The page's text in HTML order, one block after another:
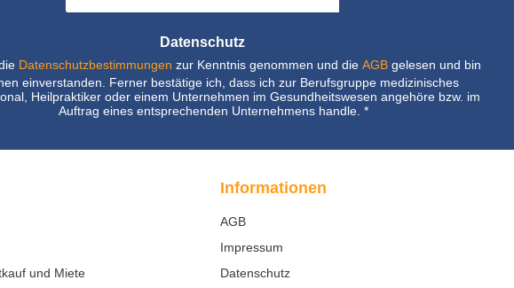
Datenschutz
Datenschutzbestimmungen zur Kenntnis genommen und die AGBgelesen und bin
einverstanden. Ferner bestätige ich, dass ich zur Berufsgruppe medizinisches
Heilpraktiker oder einem Unternehmen im Gesundheitswesen angehöre bzw. im
Auftrag eines entsprechenden Unternehmens handle. *
und Miete
Informationen
AGB
Impressum
Datenschutz